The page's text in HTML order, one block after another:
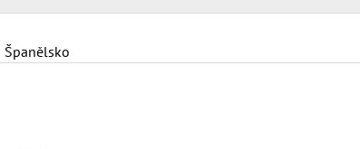
Španělsko